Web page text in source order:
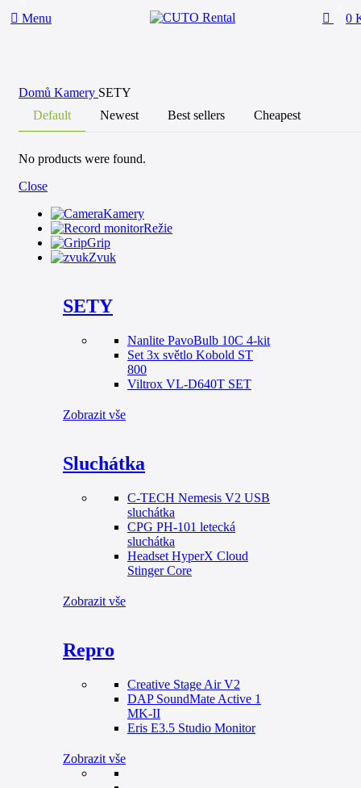
Menu 0
Close
Kamery
Režie
Grip
Zvuk
SETY
Nanlite PavoBulb 10C 4-kit
Set 3x světlo Kobold ST
800
Viltrox VL-D640T SET
Zobrazit vše
Sluchátka
C-TECH Nemesis V2 USB
sluchátka
CPG PH-101 letecká
sluchátka
Headset HyperX Cloud
Stinger Core
Zobrazit vše
Repro
Creative Stage Air V2
DAP SoundMate Active 1
MK-II
Eris E3.5 Studio Monitor
Zobrazit vše
Domů Kamery SETY
Default
Newest Best sellers Cheapest
No products were found.